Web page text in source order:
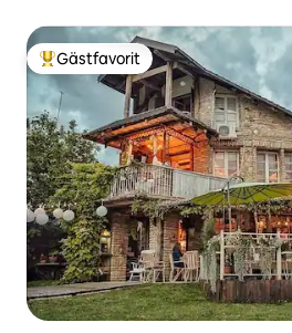
Populär gästfavorit
Gästfavorit